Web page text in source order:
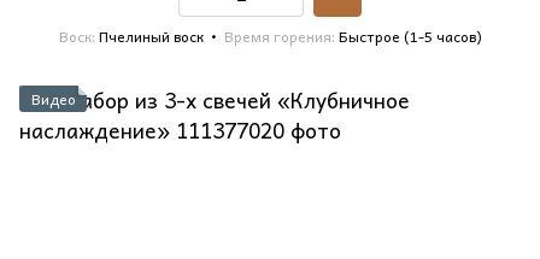
Воск Пчелиный воск Время горения Быстрое (1-5 часов)
Видео